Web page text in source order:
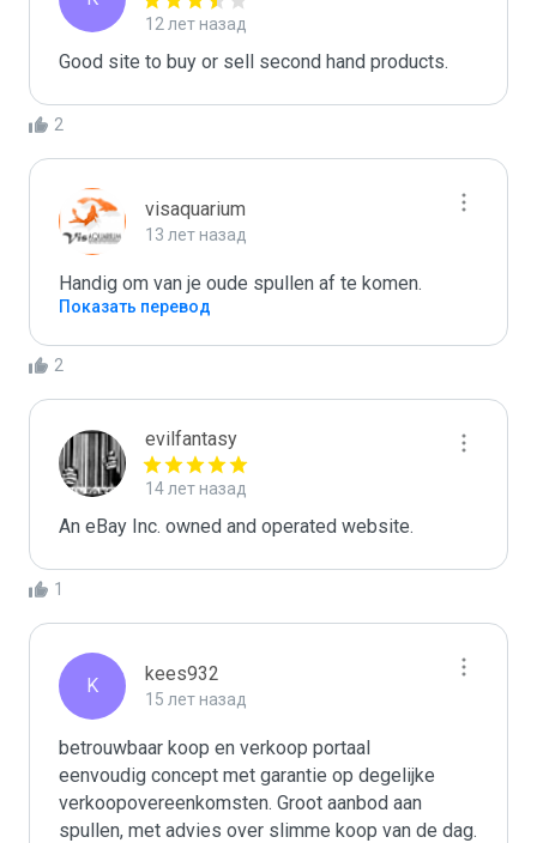
12 лет назад
Good site to buy or sell second hand products.
2
visaquarium
13 лет назад
Handig om van je oude spullen af te komen.
Показать перевод
2
evilfantasy
14 лет назад
An eBay Inc. owned and operated website.
1
K
kees932
15 лет назад
betrouwbaar koop en verkoop portaal
eenvoudig concept met garantie op degelijke
verkoopovereenkomsten. Groot aanbod aan
spullen, met advies over slimme koop van de dag.